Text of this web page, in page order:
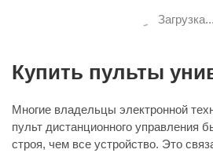
Загрузка...
Купить пульты
Многие владельцы электронной
пульт дистанционного управления
строя, чем все устройство. Это